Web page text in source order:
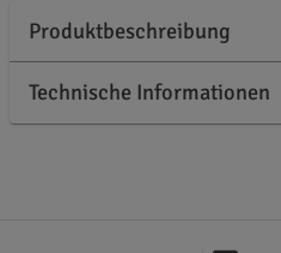
Produktbeschreibung
Technische Informationen